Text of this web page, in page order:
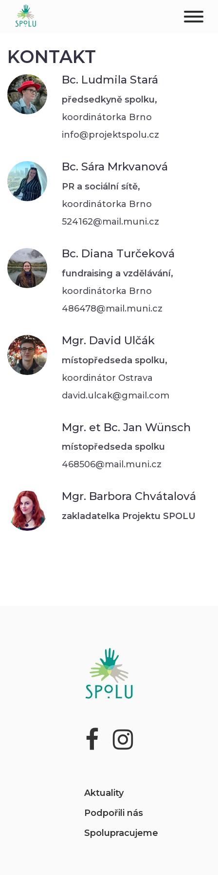
PODPOŘTE NÁS
PŮSOBIŠTĚ
PROFESIONÁLOVÉ
STUDENTI
KONTAKT
Bc. Ludmila Stará
předsedkyně spolku,
koordinátorka Brno
info@projektspolu.cz
Bc. Sára Mrkvanová
PR a sociální sítě,
koordinátorka Brno
524162@mail.muni.cz
Bc. Diana Turčeková
fundraising a vzdělávání,
koordinátorka Brno
486478@mail.muni.cz
Mgr. David Ulčák
místopředseda spolku,
koordinátor Ostrava
david.ulcak@gmail.com
Mgr. et Bc. Jan Wünsch
místopředseda spolku
468506@mail.muni.cz
Mgr. Barbora Chvátalová
zakladatelka Projektu SPOLU
Aktuality
Podpořili nás
Spolupracujeme